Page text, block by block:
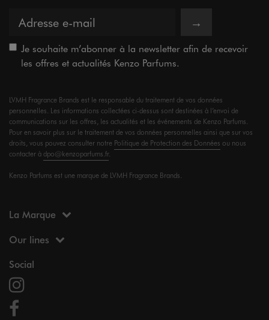
→
Je souhaite m’abonner à la newsletter afin de recevoir
les offres et actualités Kenzo Parfums.
LVMH Fragrance Brands est le responsable du traitement de vos données
personnelles. Les informations collectées ci-dessus sont destinées à l’envoi de
communications sur les offres, les actualités et les événements de Kenzo Parfums.
Pour en savoir plus sur le traitement de vos données personnelles ainsi que sur vos
droits, vous pouvez consulter notre Politique de Protection des Données ou nous
contacter àdpo@kenzoparfums.fr.
Kenzo Parfums est une marque de LVMH Fragrance Brands.
La Marque
Our lines
Social